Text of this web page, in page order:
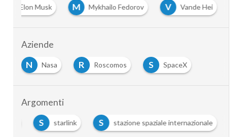
Elon Musk M Mykhailo Fedorov V Vande Hei
Aziende
N
Nasa R Roscomos S SpaceX
Argomenti
S starlink S stazione spaziale internazionale